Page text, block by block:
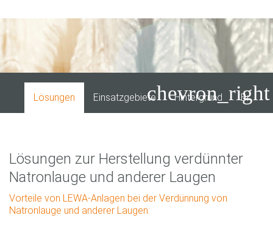
Lösungen Einsatzgebiete Hintergrund
chevron_right
Lösungen zur Herstellung verdünnter
Natronlauge und anderer Laugen
Vorteile von LEWA-Anlagen bei der Verdünnung von
Natronlauge und anderer Laugen: